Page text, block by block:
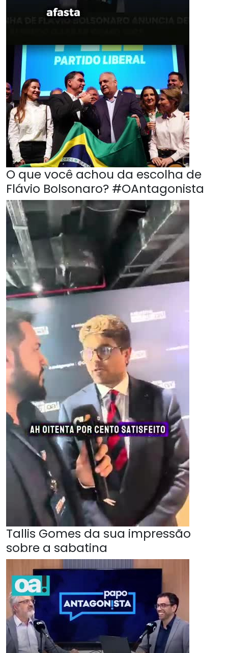
O que você achou da escolha de
Flávio Bolsonaro? #OAntagonista
Tallis Gomes da sua impressão
sobre a sabatina